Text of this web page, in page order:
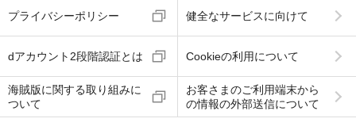
プライバシーポリシー 健全なサービスに向けて
dアカウント2段階認証とは Cookieの利用について
海賊版に関する取り組みに
ついて
お客さまのご利用端末から
の情報の外部送信について